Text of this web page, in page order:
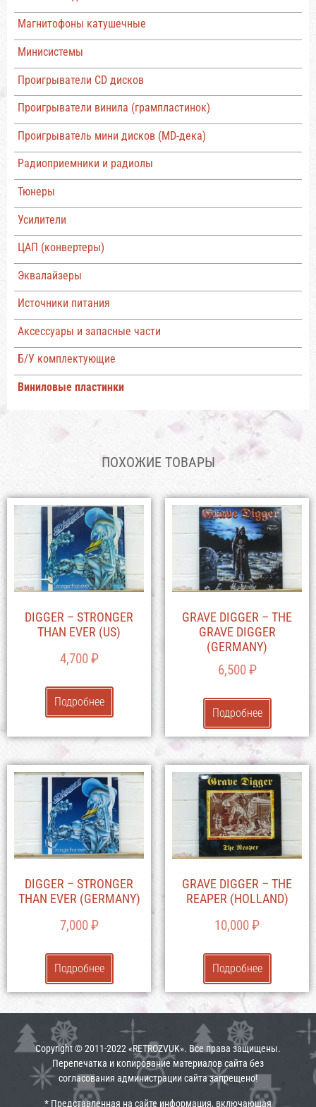
Магнитофоны катушечные
Минисистемы
Проигрыватели CD дисков
Проигрыватели винила (грампластинок)
Проигрыватель мини дисков (MD-дека)
Радиоприемники и радиолы
Тюнеры
Усилители
ЦАП (конвертеры)
Эквалайзеры
Источники питания
Аксессуары и запасные части
Б/У комплектующие
Виниловые пластинки
ПОХОЖИЕ ТОВАРЫ
DIGGER – STRONGER
THAN EVER (US)
4,700₽
Подробнее
GRAVE DIGGER – THE
GRAVE DIGGER
(GERMANY)
6,500₽
Подробнее
DIGGER – STRONGER
THAN EVER (GERMANY)
7,000₽
Подробнее
GRAVE DIGGER – THE
REAPER (HOLLAND)
10,000₽
Подробнее
Copyright © 2011-2022 «RETROZVUK». Все права защищены.
Перепечатка и копирование материалов сайта без
согласования администрации сайта запрещено!
* Представленная на сайте информация, включающая